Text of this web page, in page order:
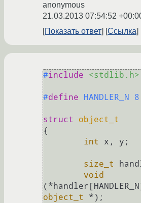
anonymous
21.03.2013 07:54:52
Показать ответ
Ссылка
#include <stdlib.h>
#define HANDLER_N 8
struct
object_t
{
int
x, y;
size_t
void
object_t
*);